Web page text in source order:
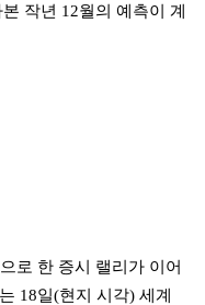
작년 12월의 예측이 계
로 한 증시 랠리가 이어
18일(현지 시각) 세계